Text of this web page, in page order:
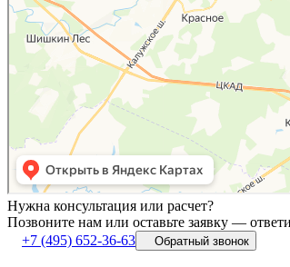
Нужна консультация или расчет?
Позвоните нам или оставьте заявку —
+7 (495) 652-36-63
Обратный звонок